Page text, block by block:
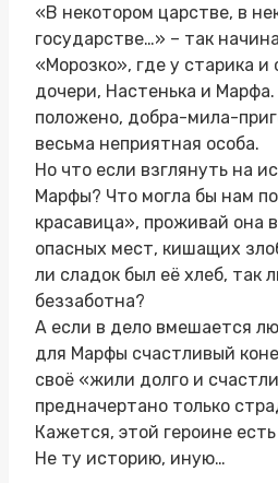
«В некотором царстве, в
государстве…» – так
«Морозко», где у старика
дочери, Настенька и Марфа.
положено, добра-мила-
весьма неприятная особа.
Но что если взглянуть на
Марфы? Что могла бы нам
красавица», проживай она
опасных мест, кишащих
ли сладок был её хлеб, так
беззаботна?
А если в дело вмешается
для Марфы счастливый
своё «жили долго и
предначертано только
Кажется, этой героине
Не ту историю, иную…